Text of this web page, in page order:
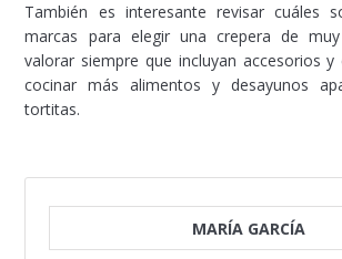
También es interesante revisar cuáles
marcas para elegir una crepera de
valorar siempre que incluyan accesorios
cocinar más alimentos y desayunos
tortitas.
MARÍA GARCÍA